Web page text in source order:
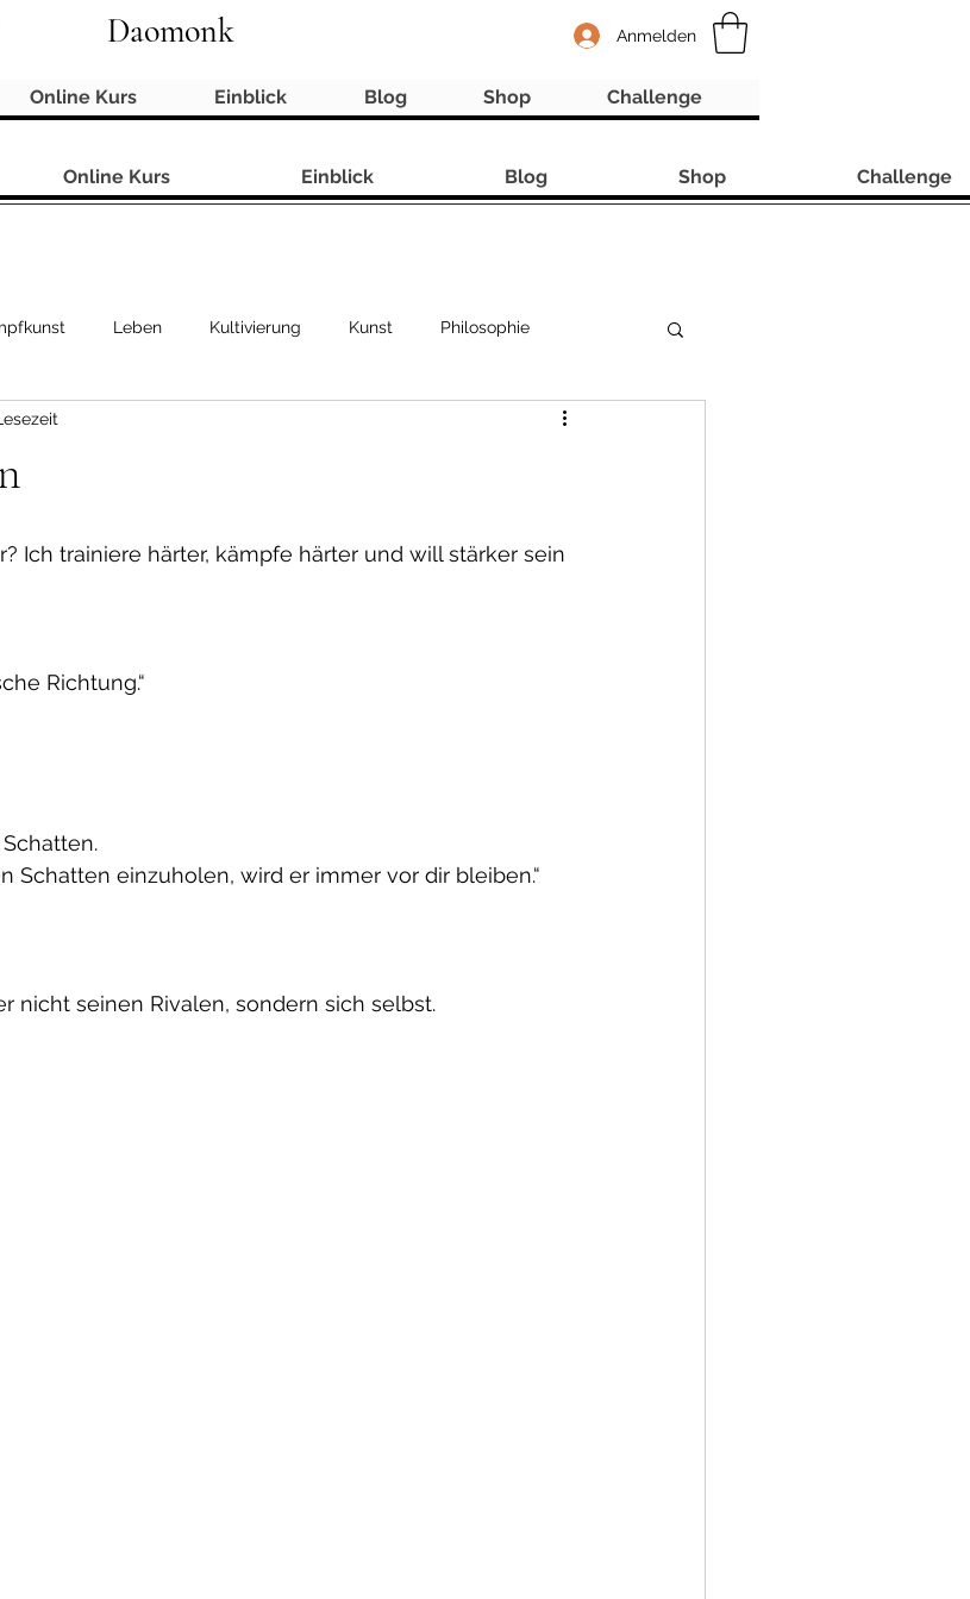
Daomonk Anmelden
Online Kurs Einblick Blog Shop Challenge
Leben Kultivierung Kunst Philosophie
Ich trainiere härter, kämpfe härter und will stärker sein
Richtung.“
Schatten einzuholen, wird er immer vor dir bleiben.“
nicht seinen Rivalen, sondern sich selbst.
Online Kurs Einblick Blog Shop Challenge